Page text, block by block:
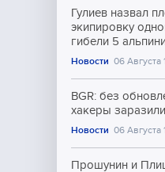
Гулиев назвал
экипировку
гибели 5
Новости 06 Августа
BGR: без
хакеры
Новости 06 Августа
Прошунин и